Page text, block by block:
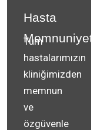
Hasta
Memnuniyeti
Tüm
hastalarımızın
kliniğimizden
memnun
ve
özgüvenle